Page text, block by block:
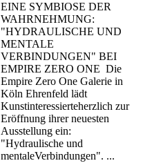
EINE SYMBIOSE DER
WAHRNEHMUNG:
"HYDRAULISCHE UND
MENTALE
VERBINDUNGEN" BEI
EMPIRE ZERO ONE Die
Empire Zero One Galerie in
Köln Ehrenfeld lädt
Kunstinteressierteherzlich zur
Eröffnung ihrer neuesten
Ausstellung ein:
"Hydraulische und
mentaleVerbindungen". ...